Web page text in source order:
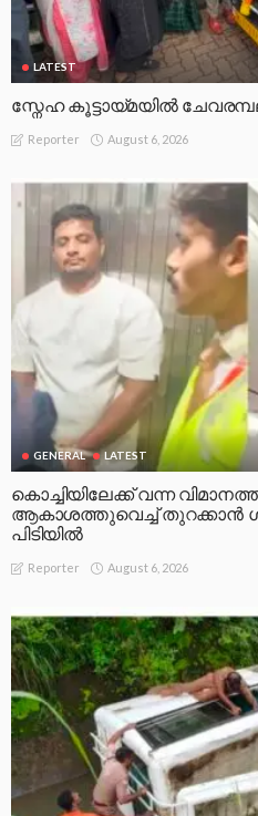
LATEST
സ്നേഹ കൂട്ടായ്മയിൽ
Reporter August 6, 2026
GENERAL LATEST
കൊച്ചിയിലേക്ക് വന്ന
ആകാശത്തുവെച്ച് തുറക്കാൻ
പിടിയിൽ
Reporter August 6, 2026